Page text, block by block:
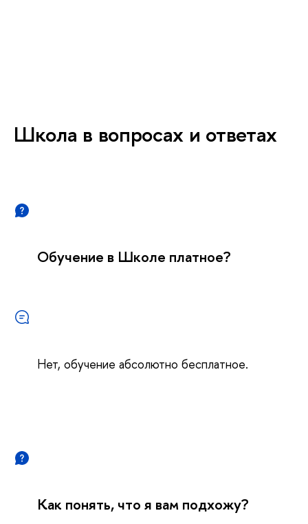
Школа в вопросах и ответах
Обучение в Школе платное?
Нет, обучение абсолютно бесплатное.
Как понять, что я вам подхожу?